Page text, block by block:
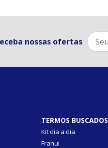
nossas ofertas
TERMOS BUSCADOS
Kit dia a dia
Franui